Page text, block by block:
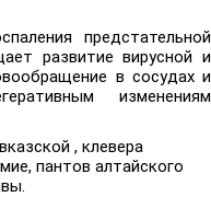
предстательной
развитие вирусной и
в сосудах и
изменениям
, клевера
пантов алтайского